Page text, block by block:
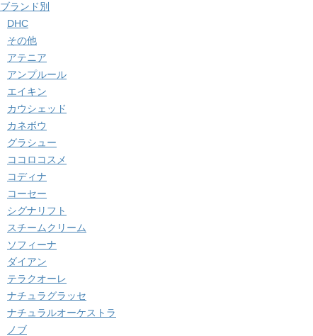
ブランド別
DHC
その他
アテニア
アンプルール
エイキン
カウシェッド
カネボウ
グラシュー
ココロコスメ
コディナ
コーセー
シグナリフト
スチームクリーム
ソフィーナ
ダイアン
テラクオーレ
ナチュラグラッセ
ナチュラルオーケストラ
ノブ